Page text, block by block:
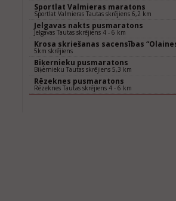
Sportlat Valmieras maratons
Sportlat Valmieras Tautas skrējiens 6,2 km
Jelgavas nakts pusmaratons
Jelgavas Tautas skrējiens 4 - 6 km
Krosa skriešanas sacensības
5km skrējiens
Biķernieku pusmaratons
Biķernieku Tautas skrējiens 5,3 km
Rēzeknes pusmaratons
Rēzeknes Tautas skrējiens 4 - 6 km